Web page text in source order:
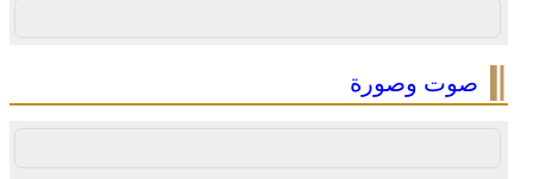
صوت وصورة